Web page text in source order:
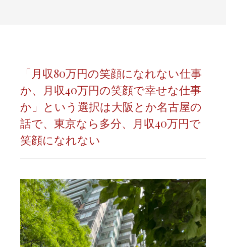
「月収80万円の笑顔になれない仕事
か、月収40万円の笑顔で幸せな仕事
か」という選択は大阪とか名古屋の
話で、東京なら多分、月収40万円で
笑顔になれない